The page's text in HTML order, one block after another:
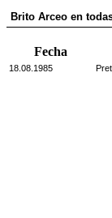
Brito Arceo en
Fecha
18.08.1985